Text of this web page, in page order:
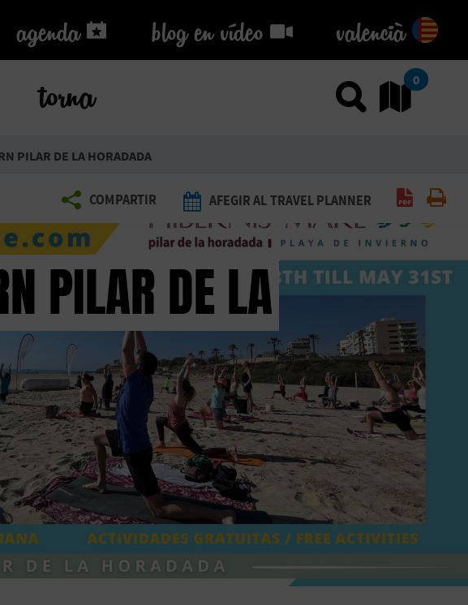
agenda
agenda blog en vídeo
blog en vídeo valencià
torna Usar el
0
PILAR DE LA HORADADA
PILAR DE LA
COMPARTIR AFEGIR AL TRAVEL PLANNER Generar